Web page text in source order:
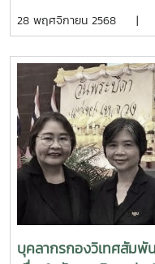
นานาชาติ ผู้อำนวยการอุทย
ต้อนรับ Dr. Jasmin S.
พร้อมด้วยคณะ จาก
University ประเทศฟิลิปปิ
มหาวิทยาลัยแม่โจ้เพื่อหารื
เปลี่ยนการเรียนการสอน
ชมและหารือร่วมกับฝ่าย
วิชาการ ในการสร้างคว
28 พฤศจิกายน 2568 |
บุคลากรกองวิเทศสัม